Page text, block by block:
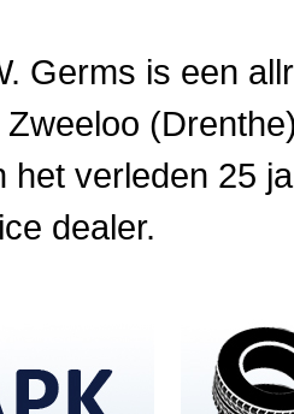
Germs is een
het verleden 25
dealer.